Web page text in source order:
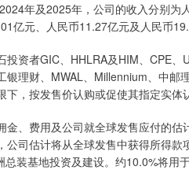
年及2025年，公司的收入分别为
亿元、人民币11.27亿元及人民币
资者GIC、HHLRA及HIM、CPE、
银理财、MWAL、Millennium、中
下，按发售价认购或促使其指定实体
、费用及公司就全球发售应付的估
公司估计将从全球发售中获得所得
总装基地投资及建设。约10.0%将用